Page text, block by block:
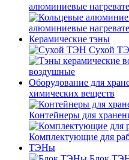
алюминиевые
алюминиевые
Керамические тэны
Сухой
воздушные
Оборудование для
химических веществ
Контейнеры для
Комплектующие для
ТЭНы